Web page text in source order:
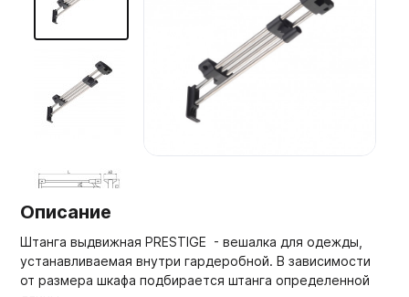
Мебельные образцы, каталоги
Описание
Штанга выдвижная PRESTIGE - вешалка для одежды,
устанавливаемая внутри гардеробной. В зависимости
от размера шкафа подбирается штанга определенной